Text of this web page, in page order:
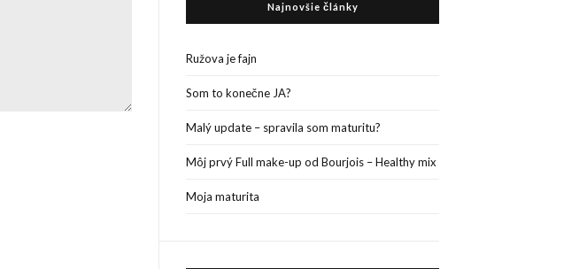
Najnovšie články
Ružova je fajn
Som to konečne JA?
Malý update – spravila som maturitu?
Môj prvý Full make-up od Bourjois – Healthy mix
Moja maturita